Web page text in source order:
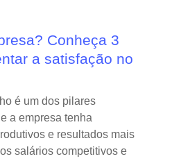
Conheça 3
a satisfação no
é um dos pilares
a empresa tenha
e resultados mais
salários competitivos e